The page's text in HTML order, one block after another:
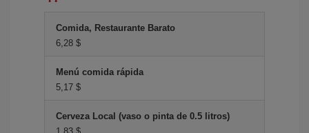
Comida, Restaurante Barato
6,28 $
Menú comida rápida
5,17 $
Cerveza Local (vaso o pinta de 0.5 litros)